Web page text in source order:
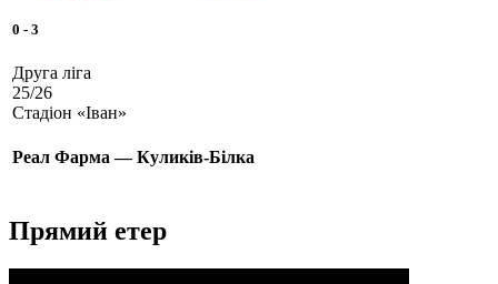
0 - 3
Друга ліга
25/26
Стадіон «Іван»
Реал Фарма — Куликів-Білка
Прямий етер